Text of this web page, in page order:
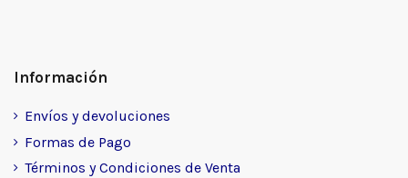
Información
Envíos y devoluciones
Formas de Pago
Términos y Condiciones de Venta